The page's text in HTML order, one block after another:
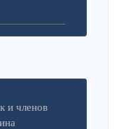
и членов